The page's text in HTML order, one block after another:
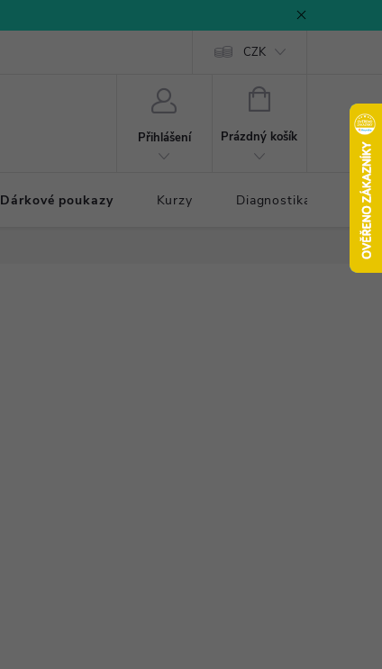
CZK
Přihlášení
NÁKUPNÍ
Prázdný košík
Dárkové poukazy Kurzy Diagnostika došlapu